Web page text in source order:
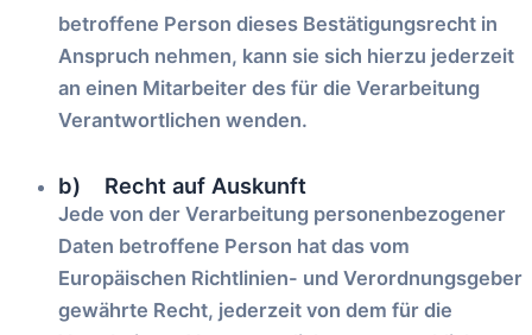
betroffene Person dieses Bestätigungsrecht in
Anspruch nehmen, kann sie sich hierzu jederzeit
an einen Mitarbeiter des für die Verarbeitung
Verantwortlichen wenden.
b) Recht auf Auskunft
Jede von der Verarbeitung personenbezogener
Daten betroffene Person hat das vom
Europäischen Richtlinien- und Verordnungsgeber
gewährte Recht, jederzeit von dem für die